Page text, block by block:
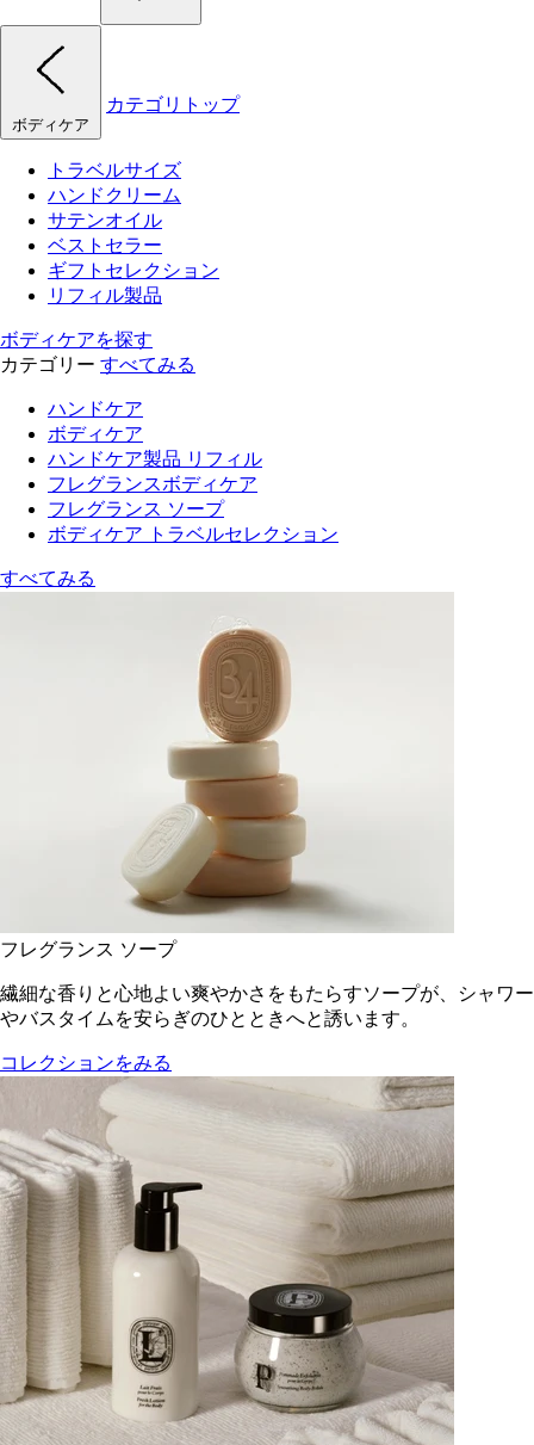
ボディケア
カテゴリトップ
トラベルサイズ
ハンドクリーム
サテンオイル
ベストセラー
ギフトセレクション
リフィル製品
ボディケアを探す
カテゴリー すべてみる
ハンドケア
ボディケア
ハンドケア製品 リフィル
フレグランスボディケア
フレグランス ソープ
ボディケア トラベルセレクション
すべてみる
フレグランス ソープ
繊細な香りと心地よい爽やかさをもたらすソープが、シャワー
やバスタイムを安らぎのひとときへと誘います。
コレクションをみる